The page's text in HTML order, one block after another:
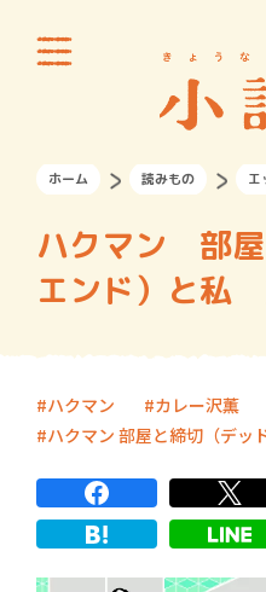
ホーム 読みもの エ
ハクマン 部屋
エンド）と私
ハクマン
カレー沢薫
ハクマン 部屋と締切（デッ